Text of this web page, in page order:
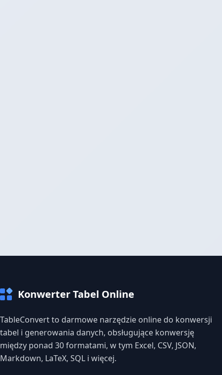
Konwerter Tabel Online
TableConvert to darmowe narzędzie online do konwersji
tabel i generowania danych, obsługujące konwersję
między ponad 30 formatami, w tym Excel, CSV, JSON,
Markdown, LaTeX, SQL i więcej.